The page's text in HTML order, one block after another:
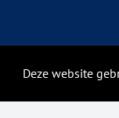
Deze website